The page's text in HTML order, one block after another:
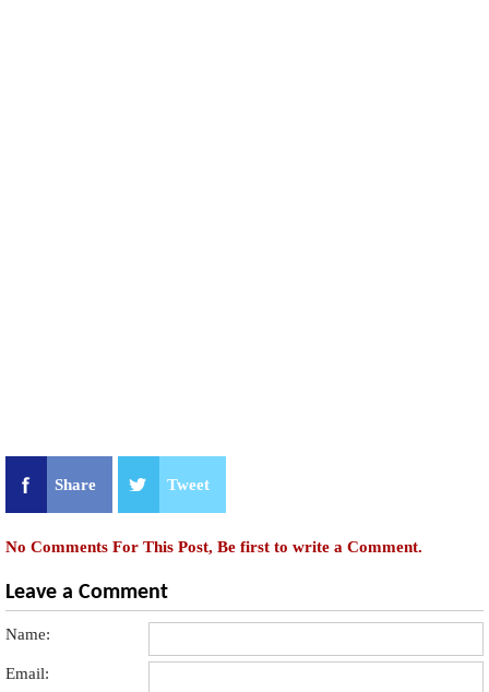
Share Tweet
No Comments For This Post, Be first to write a Comment.
Leave a Comment
Name:
Email: